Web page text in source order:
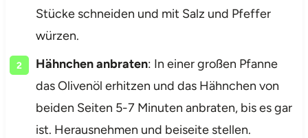
Stücke schneiden und mit Salz und Pfeffer
würzen.
Hähnchen anbraten: In einer großen Pfanne
das Olivenöl erhitzen und das Hähnchen von
beiden Seiten 5-7 Minuten anbraten, bis es gar
ist. Herausnehmen und beiseite stellen.